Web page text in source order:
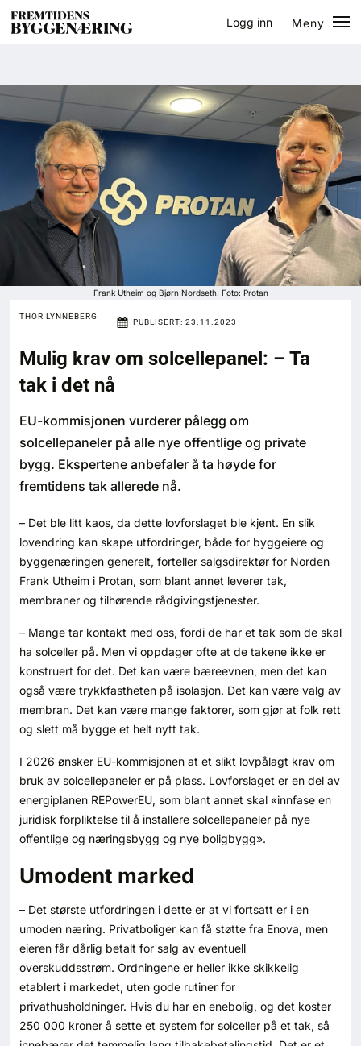
Logg inn
Meny
Prosjekter
Bygg-guiden
Logg inn
Bygg
Bærekraft
Digitalisering
Eiendom
Tips redaksjonen
Annonsering
Abonnere magasin
Abonnement Pluss
Kontakt oss
Login
Frank Utheim og Bjørn Nordseth. Foto: Protan
THOR LYNNEBERG
PUBLISERT: 23.11.2023
Mulig krav om solcellepanel: – Ta
tak i det nå
EU-kommisjonen vurderer pålegg om
solcellepaneler på alle nye offentlige og private
bygg. Ekspertene anbefaler å ta høyde for
fremtidens tak allerede nå.
– Det ble litt kaos, da dette lovforslaget ble kjent. En slik
lovendring kan skape utfordringer, både for byggeiere og
byggenæringen generelt, forteller salgsdirektør for Norden
Frank Utheim i Protan, som blant annet leverer tak,
membraner og tilhørende rådgivingstjenester.
– Mange tar kontakt med oss, fordi de har et tak som de skal
ha solceller på. Men vi oppdager ofte at de takene ikke er
konstruert for det. Det kan være bæreevnen, men det kan
også være trykkfastheten på isolasjon. Det kan være valg av
membran. Det kan være mange faktorer, som gjør at folk rett
og slett må bygge et helt nytt tak.
I 2026 ønsker EU-kommisjonen at et slikt lovpålagt krav om
bruk av solcellepaneler er på plass. Lovforslaget er en del av
energiplanen REPowerEU, som blant annet skal «innfase en
juridisk forpliktelse til å installere solcellepaneler på nye
offentlige og næringsbygg og nye boligbygg».
Umodent marked
– Det største utfordringen i dette er at vi fortsatt er i en
umoden næring. Privatboliger kan få støtte fra Enova, men
eieren får dårlig betalt for salg av eventuell
overskuddsstrøm. Ordningene er heller ikke skikkelig
etablert i markedet, uten gode rutiner for
privathusholdninger. Hvis du har en enebolig, og det koster
250 000 kroner å sette et system for solceller på et tak, så